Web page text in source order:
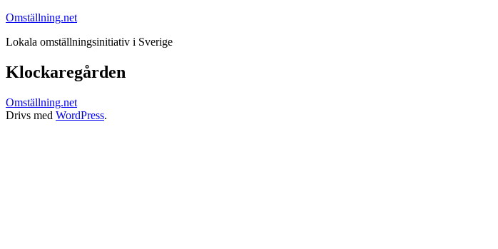
Hoppa
innehåll
Omställning.net
Lokala omställningsinitiativ i Sverige
Klockaregården
Omställning.net
Drivs med WordPress.